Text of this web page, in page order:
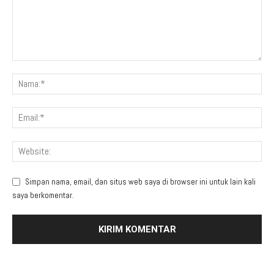
Simpan nama, email, dan situs web saya di browser ini untuk lain kali
saya berkomentar.